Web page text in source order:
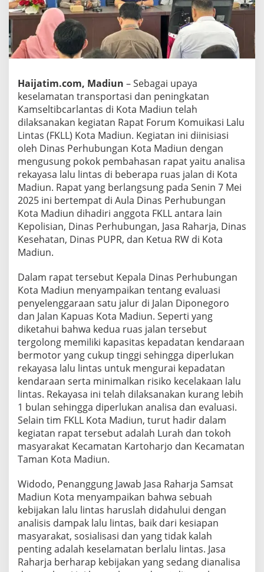
A
n
a
l
i
s
K
e
b
i
j
a
k
n
L
a
l
u
L
i
n
s
d
i
M
a
d
i
u
n
Haijatim.com, Madiun – Sebagai upaya
keselamatan transportasi dan peningkatan
Kamseltibcarlantas di Kota Madiun telah
dilaksanakan kegiatan Rapat Forum Komuikasi Lalu
Lintas (FKLL) Kota Madiun. Kegiatan ini diinisiasi
oleh Dinas Perhubungan Kota Madiun dengan
mengusung pokok pembahasan rapat yaitu analisa
rekayasa lalu lintas di beberapa ruas jalan di Kota
Madiun. Rapat yang berlangsung pada Senin 7 Mei
2025 ini bertempat di Aula Dinas Perhubungan
Kota Madiun dihadiri anggota FKLL antara lain
Kepolisian, Dinas Perhubungan, Jasa Raharja, Dinas
Kesehatan, Dinas PUPR, dan Ketua RW di Kota
Madiun.
Dalam rapat tersebut Kepala Dinas Perhubungan
Kota Madiun menyampaikan tentang evaluasi
penyelenggaraan satu jalur di Jalan Diponegoro
dan Jalan Kapuas Kota Madiun. Seperti yang
diketahui bahwa kedua ruas jalan tersebut
tergolong memiliki kapasitas kepadatan kendaraan
bermotor yang cukup tinggi sehingga diperlukan
rekayasa lalu lintas untuk mengurai kepadatan
kendaraan serta minimalkan risiko kecelakaan lalu
lintas. Rekayasa ini telah dilaksanakan kurang lebih
1 bulan sehingga diperlukan analisa dan evaluasi.
Selain tim FKLL Kota Madiun, turut hadir dalam
kegiatan rapat tersebut adalah Lurah dan tokoh
masyarakat Kecamatan Kartoharjo dan Kecamatan
Taman Kota Madiun.
Widodo, Penanggung Jawab Jasa Raharja Samsat
Madiun Kota menyampaikan bahwa sebuah
kebijakan lalu lintas haruslah didahului dengan
analisis dampak lalu lintas, baik dari kesiapan
masyarakat, sosialisasi dan yang tidak kalah
penting adalah keselamatan berlalu lintas. Jasa
Raharja berharap kebijakan yang sedang dianalisa